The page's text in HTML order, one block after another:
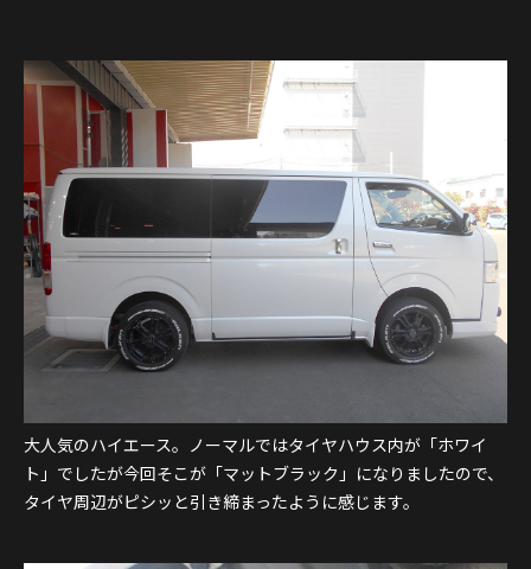
大人気のハイエース。ノーマルではタイヤハウス内が「ホワイ
ト」でしたが今回そこが「マットブラック」になりましたので、
タイヤ周辺がピシッと引き締まったように感じます。